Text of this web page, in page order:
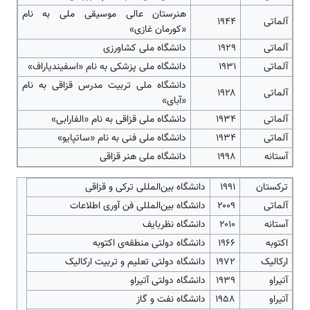
آلماتی
۱۹۴۴
هنرستان عالی موسیقی ملی به نام
«کورمان غازی»
آلماتی
۱۹۲۹
دانشگاه ملی کشاورزی
آلماتی
۱۹۳۱
دانشگاه ملی پزشکی به نام «اسفیندیاراف»
آلماتی
۱۹۲۸
دانشگاه ملی تربیت مدرس قزاقی به نام
«آبای»
آلماتی
۱۹۳۴
دانشگاه ملی قزاقی به نام «الفارابی»
آلماتی
۱۹۳۴
دانشگاه ملی فنی به نام «ساتپایو»
آستانه
۱۹۹۸
دانشگاه ملی هنر قزاقی
ترکستان
۱۹۹۱
دانشگاه بین‌المللی ترکی و قزاقی
آلماتی
۲۰۰۹
دانشگاه بین‌المللی فن آوری اطلاعات
آستانه
۲۰۱۰
دانشگاه نظربایف
اکتوبه
۱۹۶۶
دانشگاه دولتی منطقه‌ی اکتوبه
ارکالیک
۱۹۷۲
دانشگاه دولتی تعلیم و تربیت ارکالیک
آتیراو
۱۹۳۹
دانشگاه دولتی آتیراو
آتیراو
۱۹۵۸
دانشگاه نفت و گاز